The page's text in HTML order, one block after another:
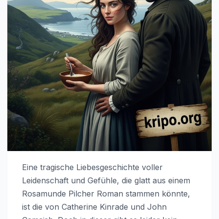
Eine tragische Liebesgeschichte voller
Leidenschaft und Gefühle, die glatt aus einem
Rosamunde Pilcher Roman stammen könnte,
ist die von Catherine Kinrade und John